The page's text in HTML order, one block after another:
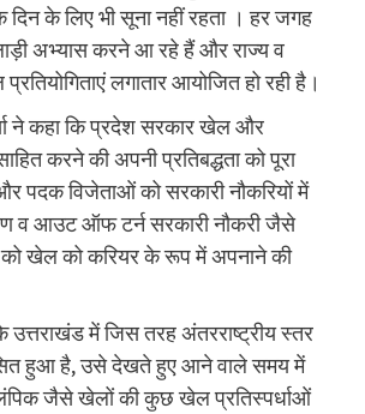
दिन के लिए भी सूना नहीं रहता । हर जगह
अभ्यास करने आ रहे हैं और राज्य व
लगातार आयोजित हो रही है।
ने कहा कि प्रदेश सरकार खेल और
करने की अपनी प्रतिबद्धता को पूरा
पदक विजेताओं को सरकारी नौकरियों में
व आउट ऑफ टर्न सरकारी नौकरी जैसे
को खेल को करियर के रूप में अपनाने की
में जिस तरह अंतरराष्ट्रीय स्तर
हुआ है, उसे देखते हुए आने वाले समय में
जैसे खेलों की कुछ खेल प्रतिस्पर्धाओं